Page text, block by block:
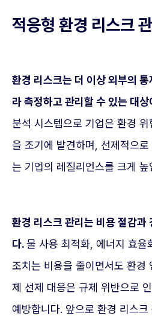
적응형 환경 리스크
환경 리스크는 더 이상 외부의 통
라 측정하고 관리할 수 있는 대
분석 시스템으로 기업은 환경
을 조기에 발견하며, 선제적으로
는 기업의 레질리언스를 크게 높
환경 리스크 관리는 비용 절감과
다.물 사용 최적화, 에너지 효율
조치는 비용을 줄이면서도 환경
제 선제 대응은 규제 위반으로
예방합니다. 앞으로 환경 리스크